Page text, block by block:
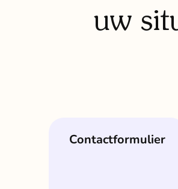
uw
contactformulier